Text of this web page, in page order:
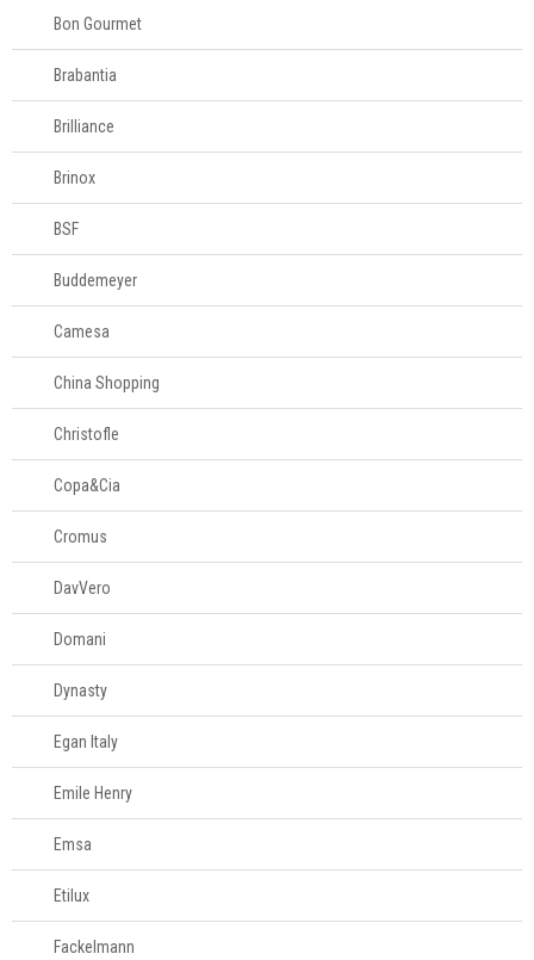
Travesseiros
Móveis
Decoração
Login
Criar conta
61
996581061
Televendas
61
996588122
Bon Gourmet
Brabantia
Brilliance
Brinox
BSF
Buddemeyer
Camesa
China Shopping
Christofle
Copa&Cia
Cromus
DavVero
Domani
Dynasty
Egan Italy
Emile Henry
Emsa
Etilux
Fackelmann